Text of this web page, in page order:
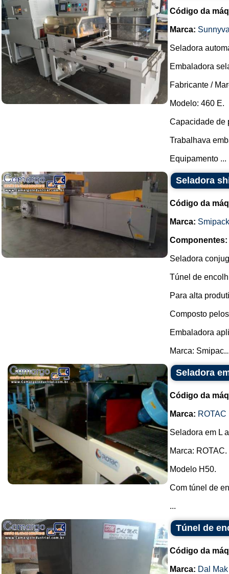
Código da
Marca:
Seladora
Embaladora
Fabricante /
Modelo: 460 E.
Capacidade de
Trabalhava
Equipamento ...
Seladora
Código da
Marca: Smipack
Componentes:
Seladora
Túnel de
Para alta
Composto
Embaladora
Marca:
Seladora
Código da
Marca: ROTAC
Seladora em L
Marca: ROTAC.
Modelo H50.
Com túnel de
...
Túnel de
Código da
Marca: Dal Mak